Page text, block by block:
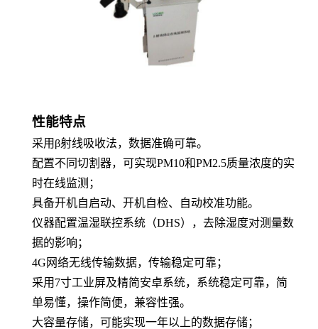
性能特点
采用 β射线吸收法，数据准确可靠。
配置不同切割器，可实现PM10和PM2.5质量浓度的实
时在线监测；
具备开机自启动、开机自检、自动校准功能。
仪器配置温湿联控系统（DHS），去除湿度对测量数
据的影响；
4G网络无线传输数据，传输稳定可靠；
采用 7寸工业屏及精简安卓系统，系统稳定可靠，简
单易懂，操作简便，兼容性强。
大容量存储，可能实现一年以上的数据存储；